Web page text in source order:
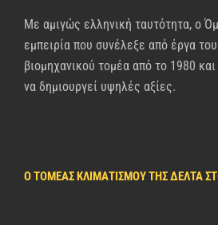
Με αμιγώς ελληνική ταυτότητα, ο
εμπειρία που συνέλεξε από έργα
βιομηχανικού τομέα από το 1980 και
να δημιουργεί υψηλές αξίες.
Ο ΤΟΜΈΑΣ ΚΛΙΜΑΤΙΣΜΟΎ ΤΗΣ ΔΈΛΤΑ